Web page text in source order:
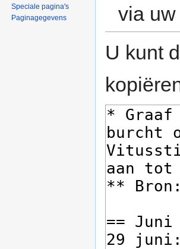
via
U kunt
Speciale pagina's
Paginagegevens